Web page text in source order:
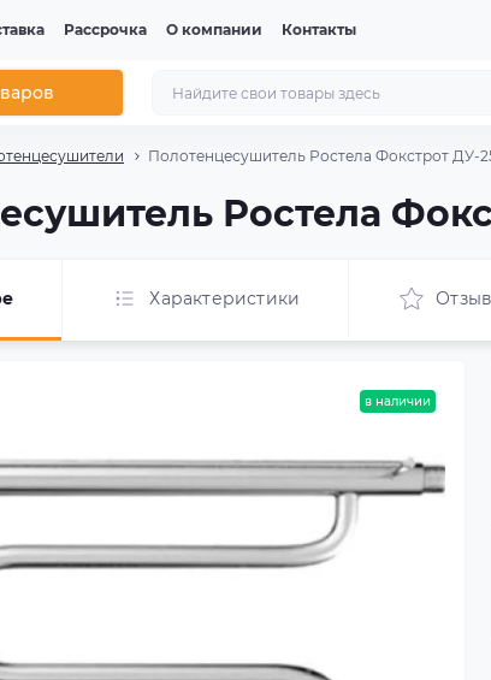
Рассрочка О компании Контакты
Полотенцесушитель Ростела Фокстрот ДУ-
Ростела
Характеристики
в наличии